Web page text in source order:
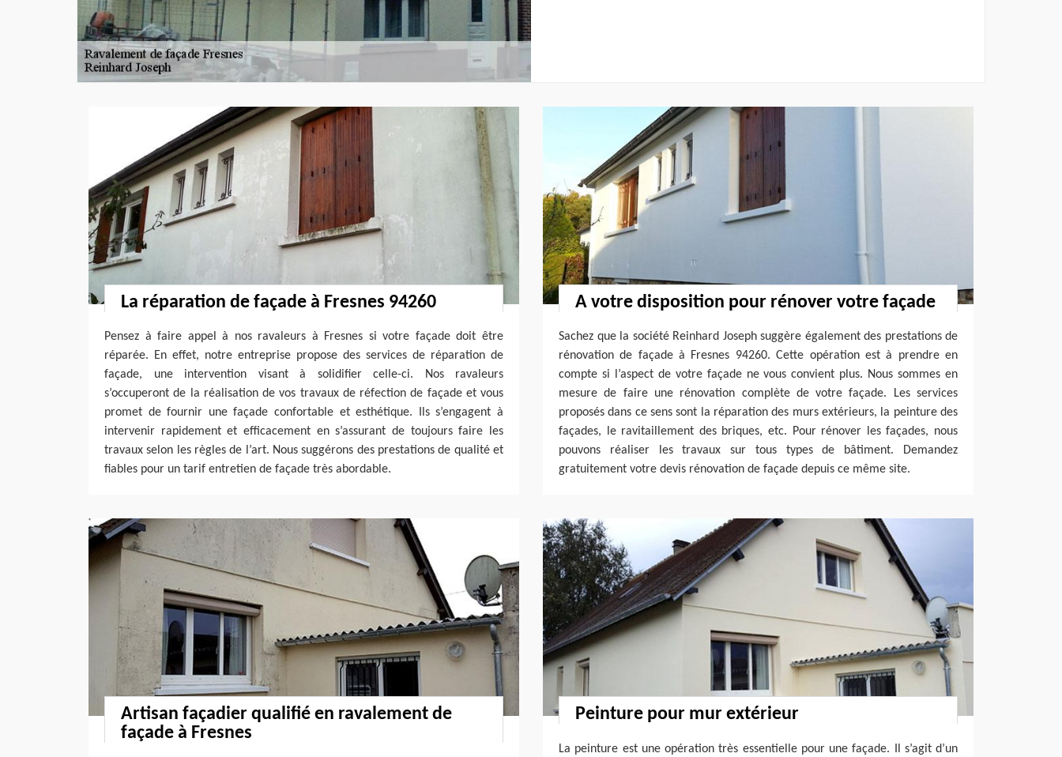
La réparation de façade à Fresnes 94260
Pensez à faire appel à nos ravaleurs à Fresnes si votre façade doit être
réparée. En effet, notre entreprise propose des services de réparation de
façade, une intervention visant à solidifier celle-ci. Nos ravaleurs
s’occuperont de la réalisation de vos travaux de réfection de façade et vous
promet de fournir une façade confortable et esthétique. Ils s’engagent à
intervenir rapidement et efficacement en s’assurant de toujours faire les
travaux selon les règles de l’art. Nous suggérons des prestations de qualité et
fiables pour un tarif entretien de façade très abordable.
A votre disposition pour rénover votre façade
Sachez que la société Reinhard Joseph suggère également des prestations de
rénovation de façade à Fresnes 94260. Cette opération est à prendre en
compte si l’aspect de votre façade ne vous convient plus. Nous sommes en
mesure de faire une rénovation complète de votre façade. Les services
proposés dans ce sens sont la réparation des murs extérieurs, la peinture des
façades, le ravitaillement des briques, etc. Pour rénover les façades, nous
pouvons réaliser les travaux sur tous types de bâtiment. Demandez
gratuitement votre devis rénovation de façade depuis ce même site.
Artisan façadier qualifié en ravalement de
façade à Fresnes
Peinture pour mur extérieur
La peinture est une opération très essentielle pour une façade. Il s’agit d’un